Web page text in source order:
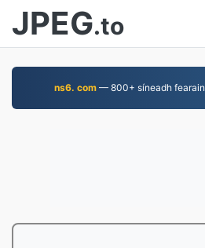
JPEG.to
ns6. com— 800+ síneadh